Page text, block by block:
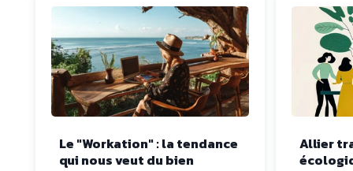
Le "Workation" : la tendance
qui nous veut du bien
Allier